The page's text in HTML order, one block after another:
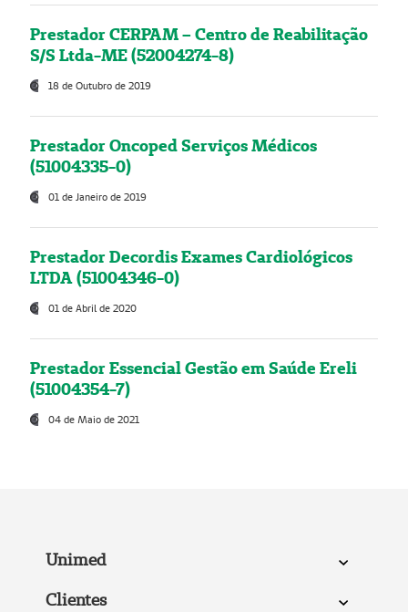
Prestador CERPAM – Centro de Reabilitação
S/S Ltda-ME (52004274-8)
18 de Outubro de 2019
Prestador Oncoped Serviços Médicos
(51004335-0)
01 de Janeiro de 2019
Prestador Decordis Exames Cardiológicos
LTDA (51004346-0)
01 de Abril de 2020
Prestador Essencial Gestão em Saúde Ereli
(51004354-7)
04 de Maio de 2021
Unimed
Clientes